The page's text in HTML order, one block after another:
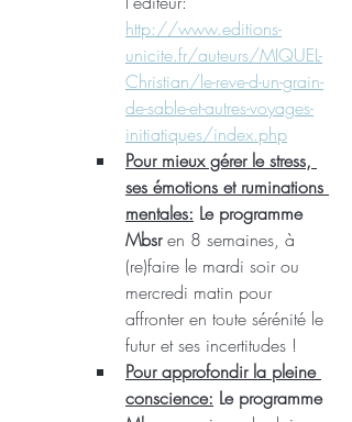
http://www.editions-
unicite.fr/auteurs/MIQUEL-
Christian/le-reve-d-un-grain-
de-sable-et-autres-voyages-
initiatiques/index.php
Pour mieux gérer le stress,
ses émotions et ruminations
mentales: Le programme
Mbsr en 8 semaines, à
(re)faire le mardi soir ou
mercredi matin pour
affronter en toute sérénité le
futur et ses incertitudes !
Pour approfondir la pleine
conscience: Le programme